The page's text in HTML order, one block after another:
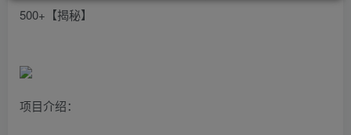
500+【揭秘】
项目介绍：